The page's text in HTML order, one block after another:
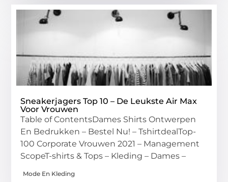
Sneakerjagers Top 10 – De Leukste Air Max
Voor Vrouwen
Table of ContentsDames Shirts Ontwerpen
En Bedrukken – Bestel Nu! – TshirtdealTop-
100 Corporate Vrouwen 2021 – Management
ScopeT-shirts & Tops – Kleding – Dames –
Mode En Kleding